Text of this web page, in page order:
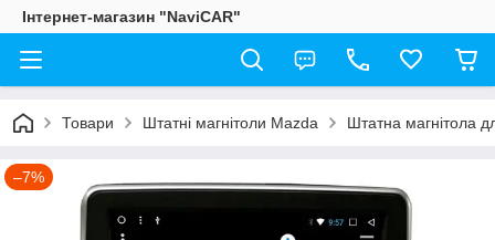
Інтернет-магазин "NaviCAR"
Товари Штатні магнітоли Mazda Штатна магнітола
–7%